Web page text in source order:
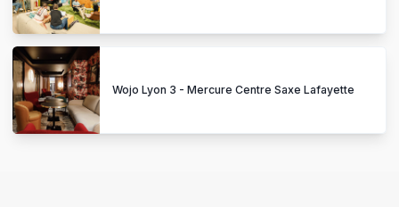
Wojo Lyon 3 - Mercure Centre Saxe Lafayette